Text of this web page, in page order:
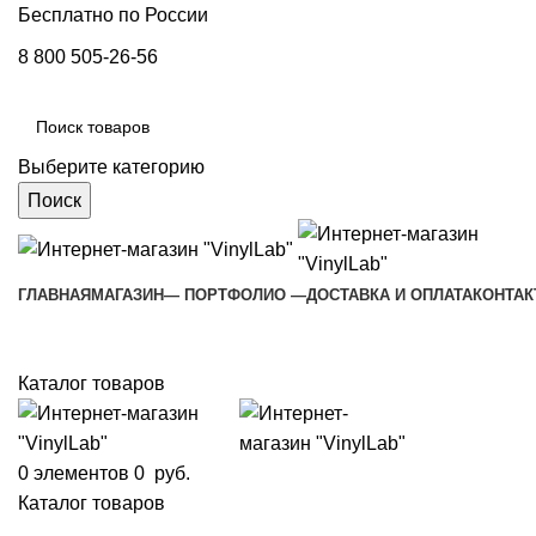
Бесплатно по России
8 800 505-26-56
Выберите категорию
Поиск
ГЛАВНАЯ МАГАЗИН— ПОРТФОЛИО —ДОСТАВКА И ОПЛАТА
Каталог товаров
0 элементов 0 руб.
Каталог товаров